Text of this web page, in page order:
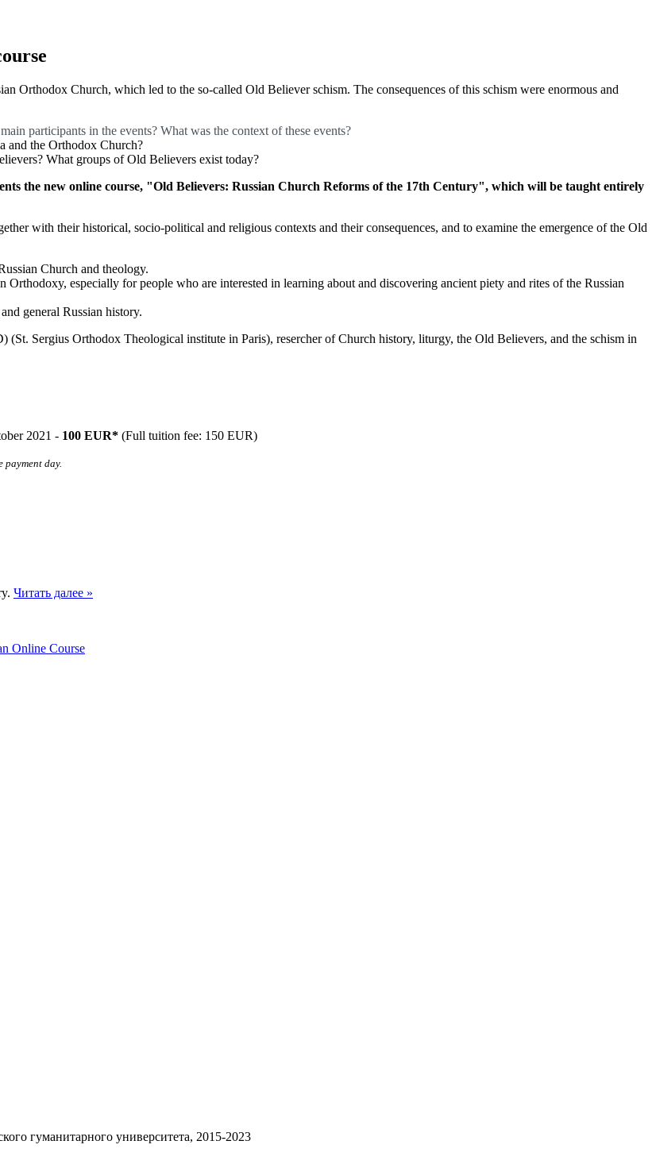
Orthodox Church, which led to the so-called Old Believer schism. The consequences of this schism were enormous and
participants in the events? What was the context of these events?
and the Orthodox Church?
What groups of Old Believers exist today?
the new online course, "Old Believers: Russian Church Reforms of the 17th Century", which will be taught entirely
with their historical, socio-political and religious contexts and their consequences, and to examine the emergence of the Old
Church and theology.
especially for people who are interested in learning about and discovering ancient piety and rites of the Russian
general Russian history.
(St. Sergius Orthodox Theological institute in Paris), resercher of Church history, liturgy, the Old Believers, and the schism in
2021 - 100 EUR* (Full tuition fee: 150 EUR)
day.
Читать далее »
Online Course
гуманитарного университета, 2015-2023